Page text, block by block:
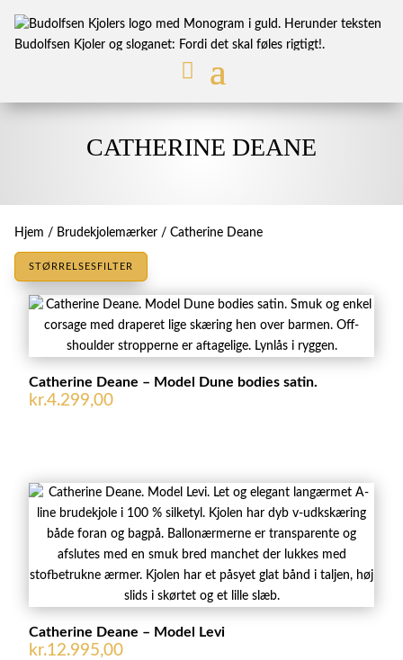
CATHERINE DEANE
Hjem / Brudekjolemærker / Catherine Deane
STØRRELSESFILTER
Catherine Deane – Model Dune bodies satin.
kr.4.299,00
Catherine Deane – Model Levi
kr.12.995,00